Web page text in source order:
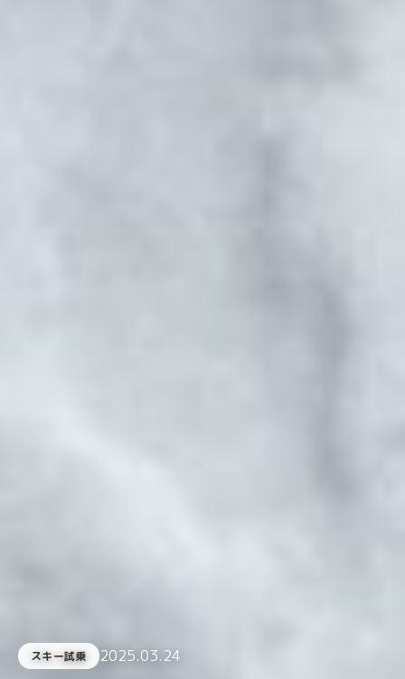
スキー試乗 2025.03.24